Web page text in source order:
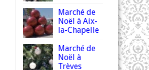
Marché de
Noël à Aix-
la-Chapelle
Marché de
Noël à
Trèves